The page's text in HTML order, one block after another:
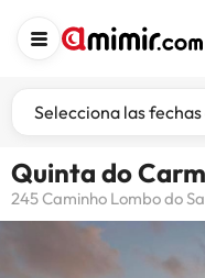
Selecciona las
Quinta do
245 Caminho Lombo do